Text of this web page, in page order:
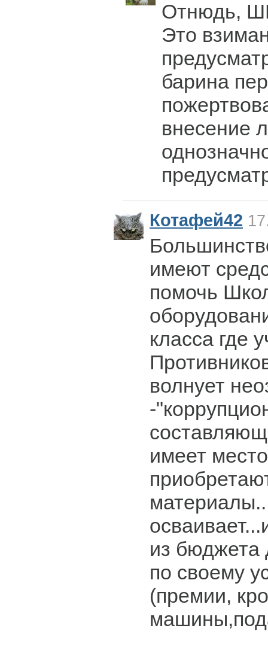
Отнюдь,
Это
барина
внесение
Котафей42
имеют
помочь
класса где
волнует
-
имеет
из бюджета
по своему
(премии,